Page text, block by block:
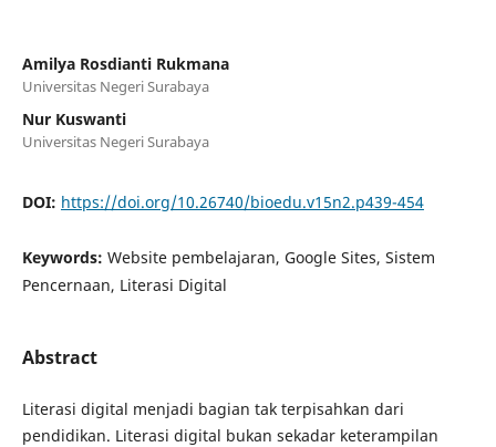
Amilya Rosdianti Rukmana
Universitas Negeri Surabaya
Nur Kuswanti
Universitas Negeri Surabaya
DOI: https://doi.org/10.26740/bioedu.v15n2.p439-454
Keywords: Website pembelajaran, Google Sites, Sistem
Pencernaan, Literasi Digital
Abstract
Literasi digital menjadi bagian tak terpisahkan dari
pendidikan. Literasi digital bukan sekadar keterampilan